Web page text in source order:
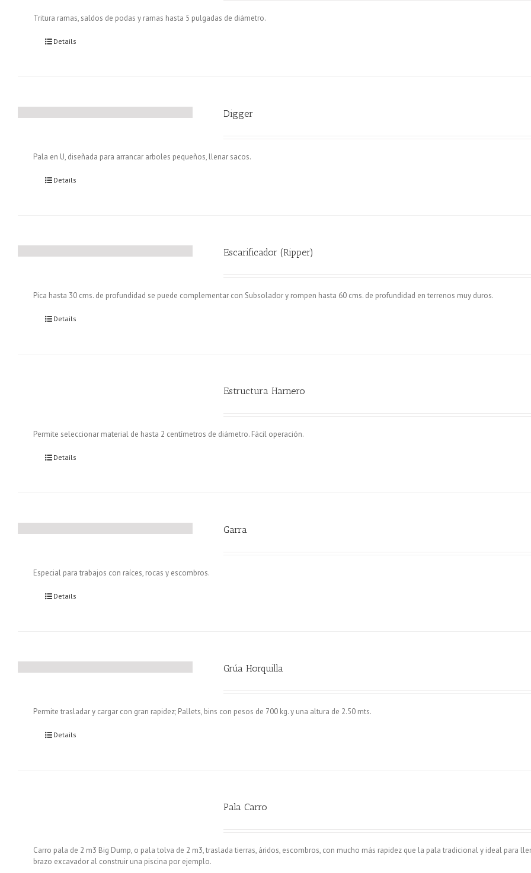
Tritura ramas, saldos de podas y ramas hasta 5 pulgadas de diámetro.
Details
Digger
Pala en U, diseñada para arrancar arboles pequeños, llenar sacos.
Details
Escarificador (Ripper)
Pica hasta 30 cms. de profundidad se puede complementar con Subsolador y rompen hasta 60 cms. de profundidad en terrenos muy duros.
Details
Estructura Harnero
Permite seleccionar material de hasta 2 centímetros de diámetro. Fácil operación.
Details
Garra
Especial para trabajos con raíces, rocas y escombros.
Details
Grúa Horquilla
Permite trasladar y cargar con gran rapidez; Pallets, bins con pesos de 700 kg. y una altura de 2.50 mts.
Details
Pala Carro
Carro pala de 2 m3 Big Dump, o pala tolva de 2 m3, traslada tierras, áridos, escombros, con mucho más rapidez que la pala tradicional y ideal para
brazo excavador al construir una piscina por ejemplo.